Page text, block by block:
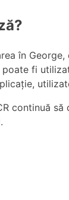
în
fi
continuă